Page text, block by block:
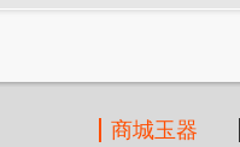
商城玉器